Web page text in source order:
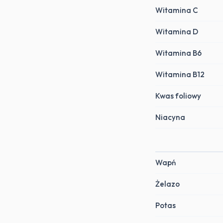
Witamina C
Witamina D
Witamina B6
Witamina B12
Kwas foliowy
Niacyna
Wapń
Żelazo
Potas